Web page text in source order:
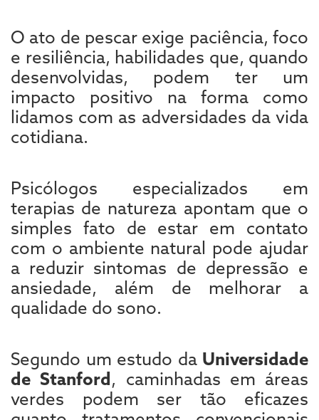
O ato de pescar exige paciência, foco
e resiliência, habilidades que, quando
desenvolvidas, podem ter um
impacto positivo na forma como
lidamos com as adversidades da vida
cotidiana.
Psicólogos especializados em
terapias de natureza apontam que o
simples fato de estar em contato
com o ambiente natural pode ajudar
a reduzir sintomas de depressão e
ansiedade, além de melhorar a
qualidade do sono.
Segundo um estudo da Universidade
de Stanford, caminhadas em áreas
verdes podem ser tão eficazes